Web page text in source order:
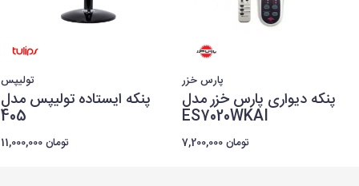
تولیپس
پنکه ایستاده تولیپس مدل
405
11,000,000 تومان
پارس خزر
پنکه دیواری پارس خزر مدل
ES7020WKAI
7,200,000 تومان